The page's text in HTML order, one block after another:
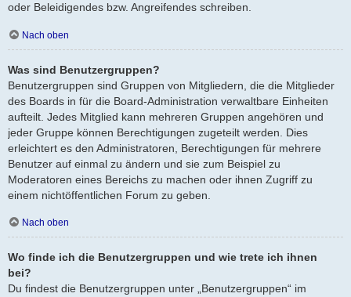
oder Beleidigendes bzw. Angreifendes schreiben.
Nach oben
Was sind Benutzergruppen?
Benutzergruppen sind Gruppen von Mitgliedern, die die Mitglieder
des Boards in für die Board-Administration verwaltbare Einheiten
aufteilt. Jedes Mitglied kann mehreren Gruppen angehören und
jeder Gruppe können Berechtigungen zugeteilt werden. Dies
erleichtert es den Administratoren, Berechtigungen für mehrere
Benutzer auf einmal zu ändern und sie zum Beispiel zu
Moderatoren eines Bereichs zu machen oder ihnen Zugriff zu
einem nichtöffentlichen Forum zu geben.
Nach oben
Wo finde ich die Benutzergruppen und wie trete ich ihnen
bei?
Du findest die Benutzergruppen unter „Benutzergruppen“ im